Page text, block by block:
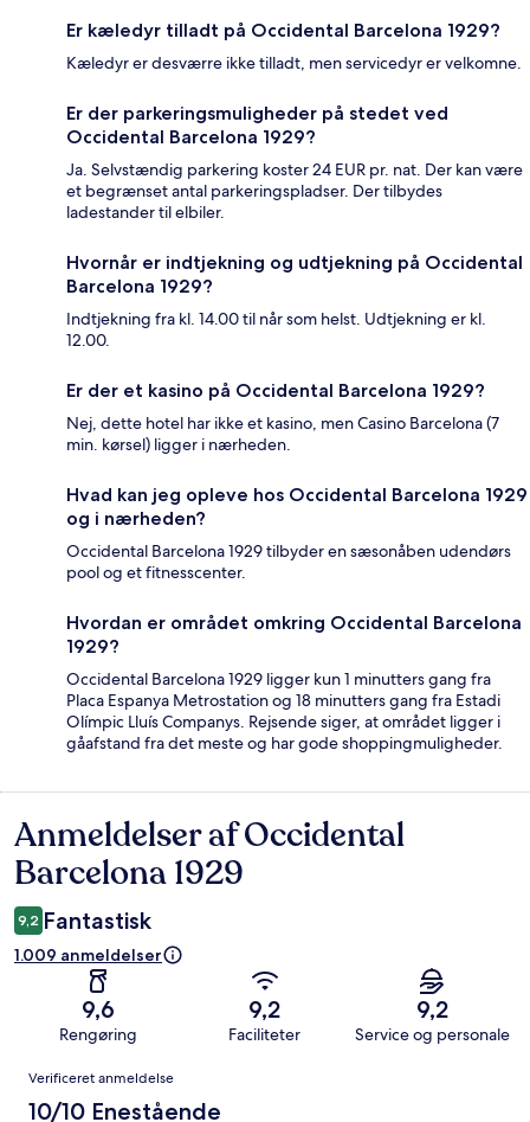
Er kæledyr tilladt på Occidental Barcelona 1929?
Kæledyr er desværre ikke tilladt, men servicedyr er velkomne.
Er der parkeringsmuligheder på stedet ved
Occidental Barcelona 1929?
Ja. Selvstændig parkering koster 24 EUR pr. nat. Der kan være
et begrænset antal parkeringspladser. Der tilbydes
ladestander til elbiler.
Hvornår er indtjekning og udtjekning på Occidental
Barcelona 1929?
Indtjekning fra kl. 14.00 til når som helst. Udtjekning er kl.
12.00.
Er der et kasino på Occidental Barcelona 1929?
Nej, dette hotel har ikke et kasino, men Casino Barcelona (7
min. kørsel) ligger i nærheden.
Hvad kan jeg opleve hos Occidental Barcelona 1929
og i nærheden?
Occidental Barcelona 1929 tilbyder en sæsonåben udendørs
pool og et fitnesscenter.
Hvordan er området omkring Occidental Barcelona
1929?
Occidental Barcelona 1929 ligger kun 1 minutters gang fra
Placa Espanya Metrostation og 18 minutters gang fra Estadi
Olímpic Lluís Companys. Rejsende siger, at området ligger i
gåafstand fra det meste og har gode shoppingmuligheder.
Anmeldelser
Anmeldelser af Occidental
Barcelona 1929
9,2 Fantastisk
1.009 anmeldelser
9,6
Rengøring
9,2
Faciliteter
9,2
Service og personale
Anmeldelser
Verificeret anmeldelse
10/10 Enestående